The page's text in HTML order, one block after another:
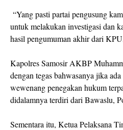
“Yang pasti partai pengusung
untuk melakukan investigasi dan
hasil pengumuman akhir dari
Kapolres Samosir AKBP
dengan tegas bahwasanya jika
wewenang penegakan hukum
didalamnya terdiri dari Bawaslu,
Sementara itu, Ketua Pelaksana